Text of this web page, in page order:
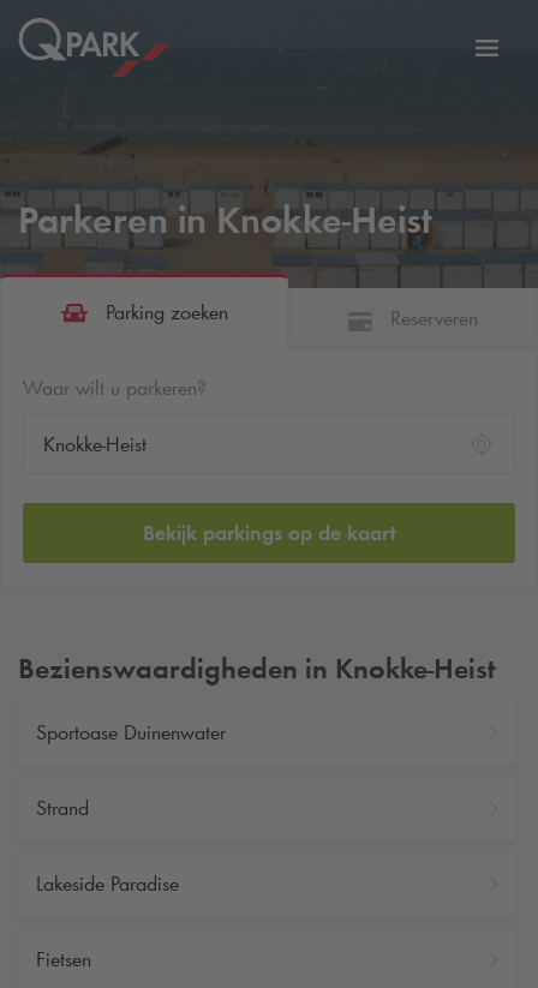
Parkeren in Knokke-Heist
Parking zoeken Reserveren
Waar wilt u parkeren?
Bekijk parkings op de kaart
Bezienswaardigheden in Knokke-Heist
Sportoase Duinenwater
Strand
Lakeside Paradise
Fietsen